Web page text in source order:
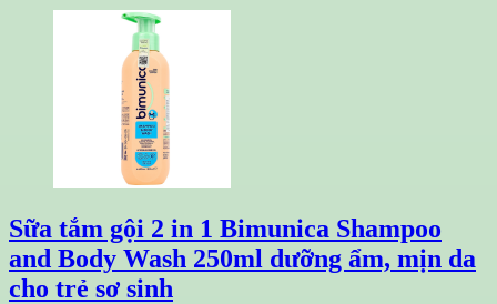
Sữa tắm gội 2 in 1 Bimunica Shampoo
and Body Wash 250ml dưỡng ẩm, mịn da
cho trẻ sơ sinh